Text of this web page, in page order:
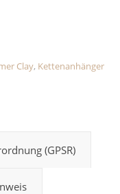
Clay, Kettenanhänger
(GPSR)